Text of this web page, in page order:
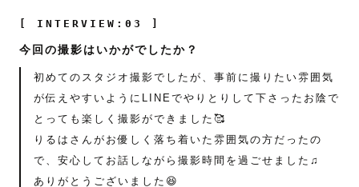
[ INTERVIEW:03 ]
今回の撮影はいかがでしたか？
初めてのスタジオ撮影でしたが、事前に撮りたい雰囲気
が伝えやすいようにLINEでやりとりして下さったお陰で
とっても楽しく撮影ができました🥰
りるはさんがお優しく落ち着いた雰囲気の方だったの
で、安心してお話しながら撮影時間を過ごせました♫
ありがとうございました😆